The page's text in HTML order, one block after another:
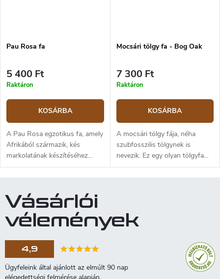
Pau Rosa fa
5 400 Ft
Raktáron
KOSÁRBA
A Pau Rosa egzotikus fa, amely
Afrikából származik, kés
markolatának készítéséhez
vagy faragáshoz alkalmas. A
egyszerű a feldolgozása.
Mocsári tölgy fa - Bog Oak
7 300 Ft
Raktáron
KOSÁRBA
A mocsári tölgy fája, néha
szubfosszilis tölgynek is
nevezik. Ez egy olyan tölgyfa
fája, amely több száz vagy néha
a fát a korhadástól, míg az
körülményeket biztosított. Itt a
vas sók és más ásványi
anyagok reakcióba léptek a
fában lévő tanninokkal, és
Vásárlói
vélemények
4,9